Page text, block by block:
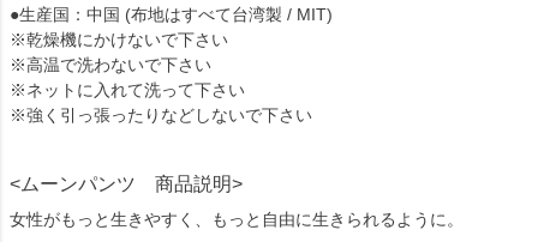
●生産国：中国 (布地はすべて台湾製 / MIT)
※乾燥機にかけないで下さい
※高温で洗わないで下さい
※ネットに入れて洗って下さい
※強く引っ張ったりなどしないで下さい
<ムーンパンツ 商品説明>
女性がもっと生きやすく、もっと自由に生きられるように。